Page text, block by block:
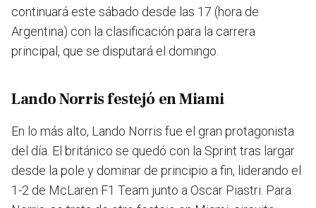
continuará este sábado desde las 17 (hora de
Argentina) con la clasificación para la carrera
principal, que se disputará el domingo.
Lando Norris festejó en Miami
En lo más alto, Lando Norris fue el gran protagonista
del día. El británico se quedó con la Sprint tras largar
desde la pole y dominar de principio a fin, liderando el
1-2 de McLaren F1 Team junto a Oscar Piastri. Para